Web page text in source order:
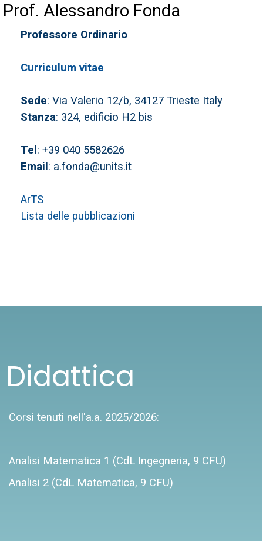
Prof. Alessandro Fonda
Professore Ordinario
Curriculum vitae
Sede: Via Valerio 12/b, 34127 Trieste Italy
Stanza: 324, edificio H2 bis
Tel : +39 040 5582626
Email : a.fonda@units.it
ArTS
Lista delle pubblicazioni
Didattica
Corsi tenuti nell'a.a. 2025/2026:
Analisi Matematica 1 (CdL Ingegneria, 9 CFU)
Analisi 2 (CdL Matematica, 9 CFU)